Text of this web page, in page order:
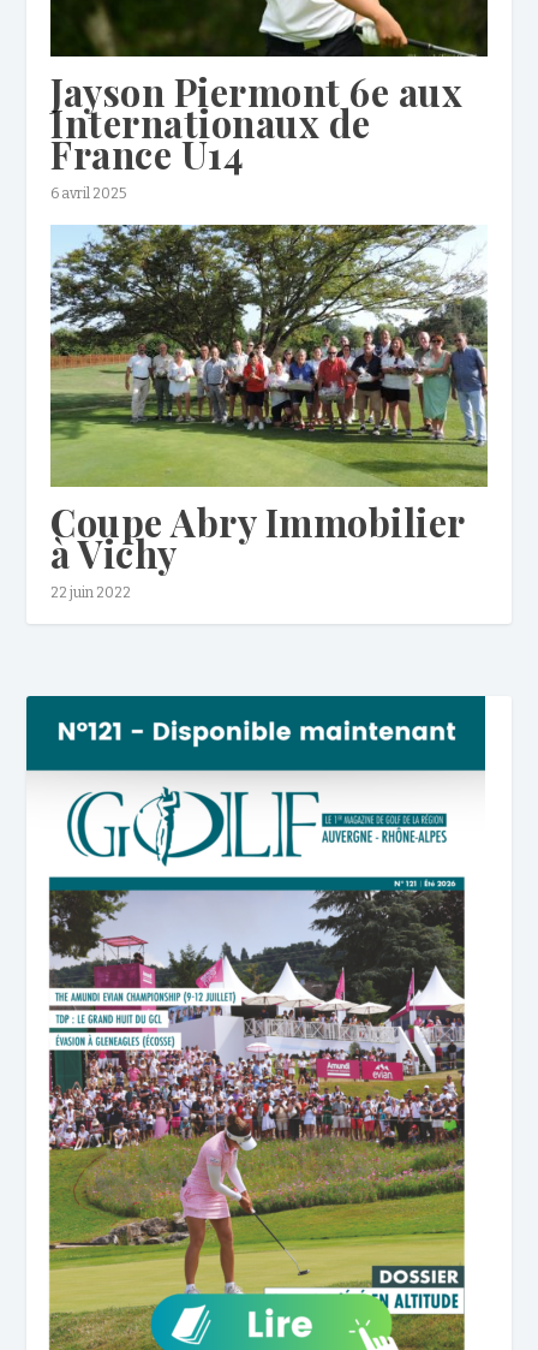
Jayson Piermont 6e aux
Internationaux de
France U14
6 avril 2025
Coupe Abry Immobilier
à Vichy
22 juin 2022